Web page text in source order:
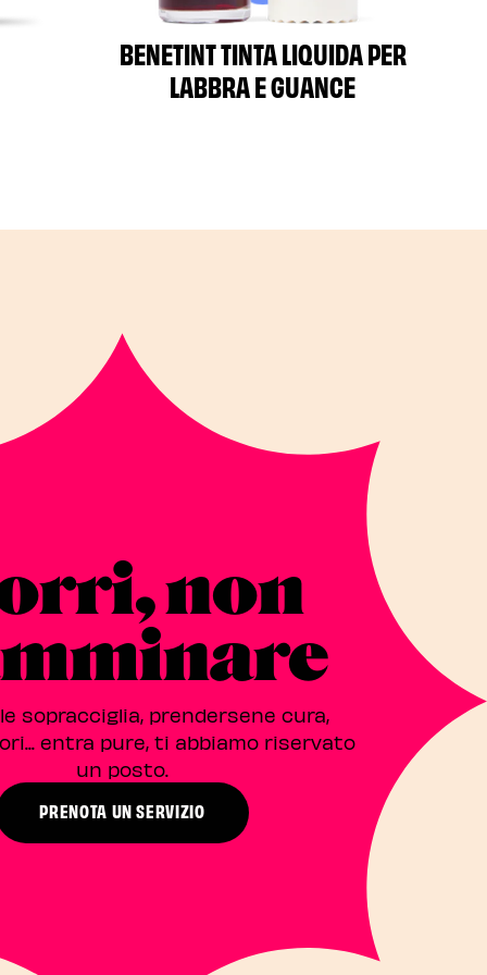
BENETINT TINTA LIQUIDA PER
LABBRA E GUANCE
non
sopracciglia, prendersene cura,
entra pure, ti abbiamo riservato
un posto.
PRENOTA UN SERVIZIO